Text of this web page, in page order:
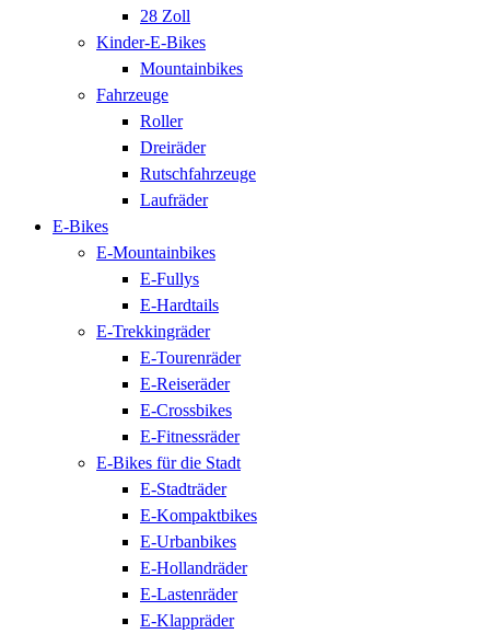
28 Zoll
Kinder-E-Bikes
Mountainbikes
Fahrzeuge
Roller
Dreiräder
Rutschfahrzeuge
Laufräder
E-Bikes
E-Mountainbikes
E-Fullys
E-Hardtails
E-Trekkingräder
E-Tourenräder
E-Reiseräder
E-Crossbikes
E-Fitnessräder
E-Bikes für die Stadt
E-Stadträder
E-Kompaktbikes
E-Urbanbikes
E-Hollandräder
E-Lastenräder
E-Klappräder